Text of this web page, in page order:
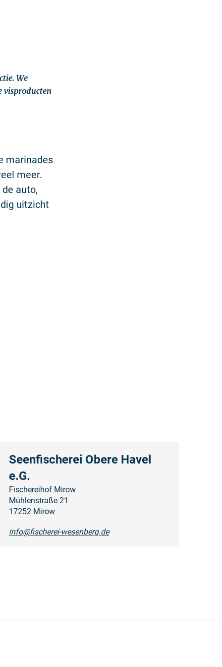
We
visproducten
marinades
meer.
auto,
uitzicht
Seenfischerei Obere Havel
e.G.
Fischereihof Mirow
Mühlenstraße 21
17252 Mirow
info@fischerei-wesenberg.de